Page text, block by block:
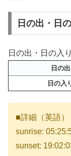
日の出・日
日の出・日の入
日の出
日の入
■詳細（英語）
sunrise:
sunset: